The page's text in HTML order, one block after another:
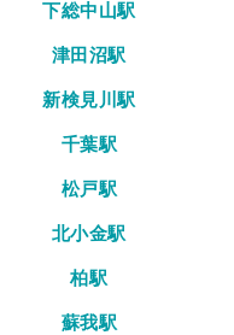
下総中山駅
津田沼駅
新検見川駅
千葉駅
松戸駅
北小金駅
柏駅
蘇我駅